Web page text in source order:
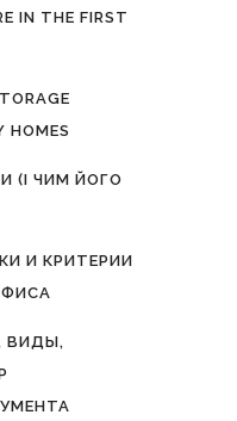
IN THE FIRST
HOMES
(І ЧИМ ЙОГО
И КРИТЕРИИ
ВИДЫ,